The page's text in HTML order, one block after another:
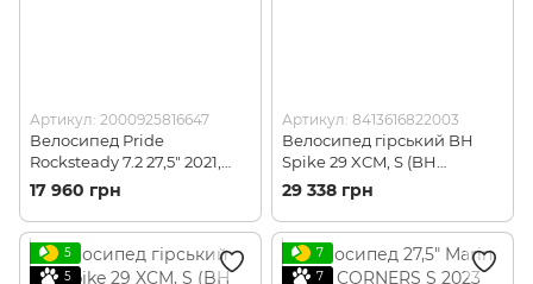
Артикул: 2000925816647
Велосипед Pride
Rocksteady 7.2 27,5" 2021,
Turqiouse, M (PRD SKD-12-
17 960 грн
Артикул: 8413616822003
Велосипед гірський BH
Spike 29 XCM, S (BH
A2597.A29-S)
29 338 грн
5
5
7
7